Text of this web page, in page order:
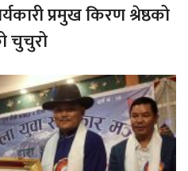
प्रमुख किरण श्रेष्ठको
चुचुरो